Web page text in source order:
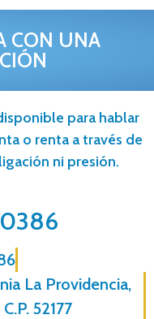
CON UNA
para hablar
o renta a través de
ni presión.
La Providencia,
52177